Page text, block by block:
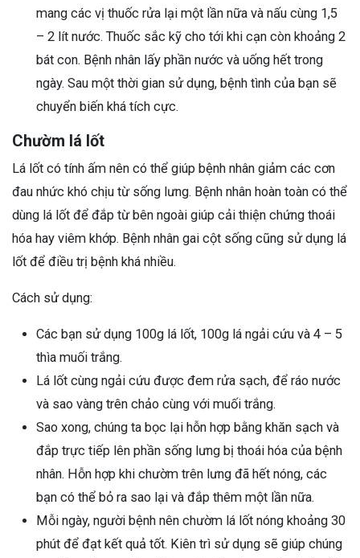
mang các vị thuốc rửa lại một lần nữa và nấu cùng 1,5
– 2 lít nước. Thuốc sắc kỹ cho tới khi cạn còn khoảng 2
bát con. Bệnh nhân lấy phần nước và uống hết trong
ngày. Sau một thời gian sử dụng, bệnh tình của bạn sẽ
chuyển biến khá tích cực.
Chườm lá lốt
Lá lốt có tính ấm nên có thể giúp bệnh nhân giảm các cơn
đau nhức khó chịu từ sống lưng. Bệnh nhân hoàn toàn có thể
dùng lá lốt để đắp từ bên ngoài giúp cải thiện chứng thoái
hóa hay viêm khớp. Bệnh nhân gai cột sống cũng sử dụng lá
lốt để điều trị bệnh khá nhiều.
Cách sử dụng:
Các bạn sử dụng 100g lá lốt, 100g lá ngải cứu và 4 – 5
thìa muối trắng.
Lá lốt cùng ngải cứu được đem rửa sạch, để ráo nước
và sao vàng trên chảo cùng với muối trắng.
Sao xong, chúng ta bọc lại hỗn hợp bằng khăn sạch và
đắp trực tiếp lên phần sống lưng bị thoái hóa của bệnh
nhân. Hỗn hợp khi chườm trên lưng đã hết nóng, các
bạn có thể bỏ ra sao lại và đắp thêm một lần nữa.
Mỗi ngày, người bệnh nên chườm lá lốt nóng khoảng 30
phút để đạt kết quả tốt. Kiên trì sử dụng sẽ giúp chúng